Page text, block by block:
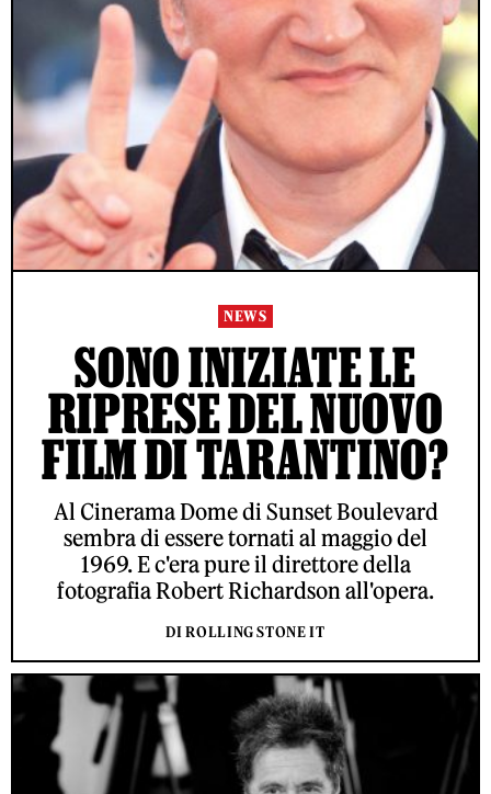
NEWS
SONO INIZIATE LE
RIPRESE DEL NUOVO
FILM DI TARANTINO?
Al Cinerama Dome di Sunset Boulevard
sembra di essere tornati al maggio del
1969. E c'era pure il direttore della
fotografia Robert Richardson all'opera.
DI ROLLING STONE IT